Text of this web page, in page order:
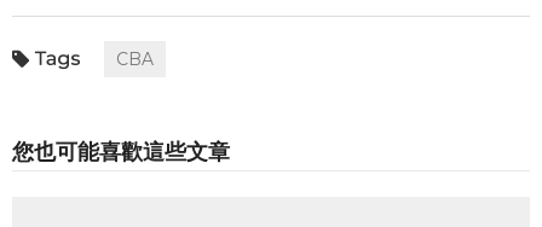
CBA
您也可能喜歡這些文章